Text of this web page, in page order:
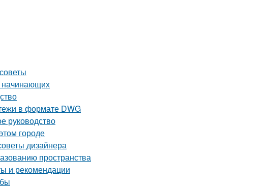
начинающих
в формате DWG
руководство
городе
дизайнера
пространства
и рекомендации